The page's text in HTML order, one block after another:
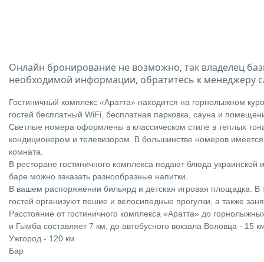
Онлайн бронирование не возможно, так владелец
необходимой информации, обратитесь к менеджеру
Гостиничный комплекс «Аратта» находится на горнолыжном
гостей бесплатный WiFi, бесплатная парковка, сауна и
Светлые номера оформлены в классическом стиле в теплых
кондиционером и телевизором. В большинстве номеров
комната.
В ресторане гостиничного комплекса подают блюда украинской
баре можно заказать разнообразные напитки.
В вашем распоряжении бильярд и детская игровая площадка. В
гостей организуют пешие и велосипедные прогулки, а также
Расстояние от гостиничного комплекса «Аратта» до
и Гымба составляет 7 км, до автобусного вокзала Воловца - 15
Ужгород - 120 км.
Бар